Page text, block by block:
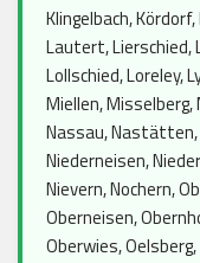
Klingelbach,
Lautert, Lierschied,
Lollschied, Loreley,
Miellen,
Nassau, Nastätten,
Niederneisen,
Nievern, Nochern,
Oberneisen,
Oberwies,